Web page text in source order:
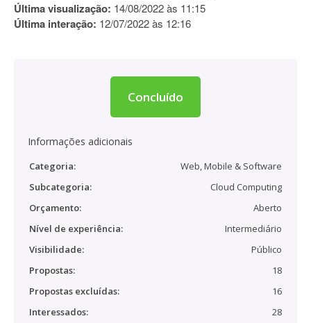
Última visualização: 14/08/2022 às 11:15
Última interação: 12/07/2022 às 12:16
Concluído
Informações adicionais
Categoria:
Web, Mobile & Software
Subcategoria:
Cloud Computing
Orçamento:
Aberto
Nível de experiência:
Intermediário
Visibilidade:
Público
Propostas:
18
Propostas excluídas:
16
Interessados:
28